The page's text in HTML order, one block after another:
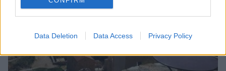
Data Deletion Data Access Privacy Policy